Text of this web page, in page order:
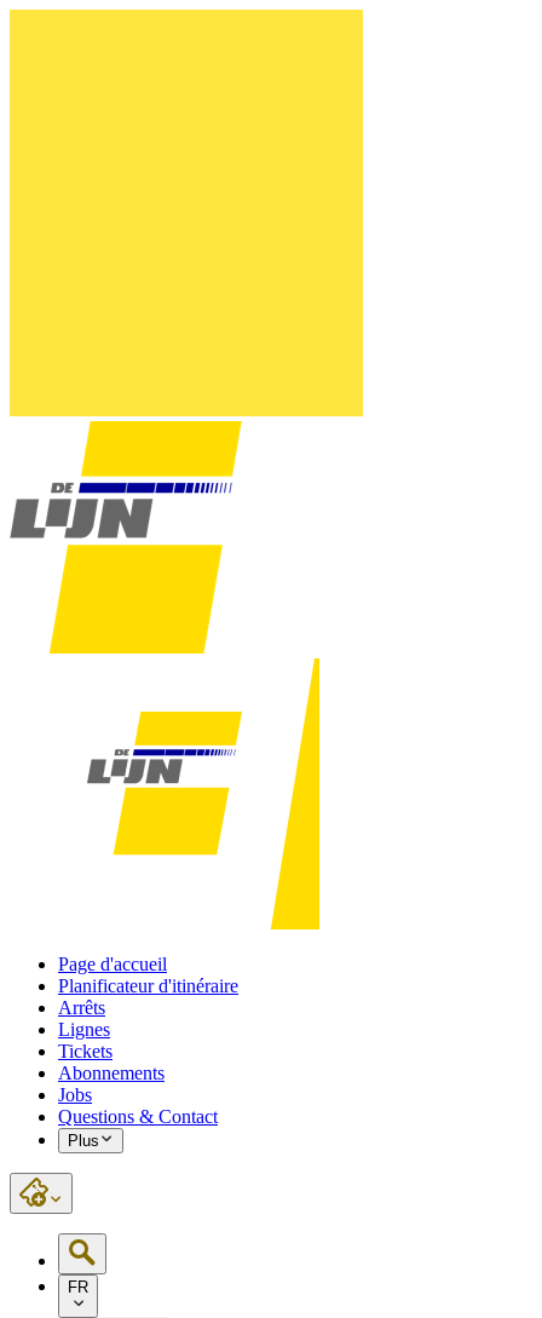
Page d'accueil
Planificateur d'itinéraire
Arrêts
Lignes
Tickets
Abonnements
Jobs
Questions & Contact
Plus
FR